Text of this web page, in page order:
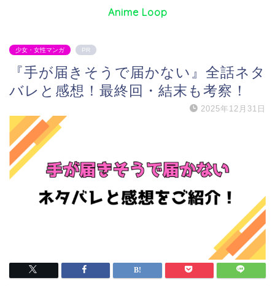
Anime Loop
少女・女性マンガ PR
『手が届きそうで届かない』全話ネタ
バレと感想！最終回・結末も考察！
2025年12月31日